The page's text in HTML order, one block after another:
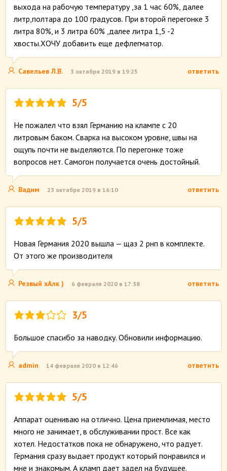
выхода на рабочую температуру ,за 1 час 60%, далее
литр,полтара до 100 градусов. При второй перегонке 3
литра 80%, и 3 литра 60% ,далее литра 1,5 -2
хвосты.ХОЧУ добавить еще дефлегматор.
Савельев Л.В. 3 октября 2019 в 19:25 ответить
5/5
Не пожалел что взял Германию на клампе с 20
литровым баком. Сварка на высоком уровне, швы на
ощупь почти не выделяются. По перегонке тоже
вопросов нет. Самогон получается очень достойный.
Вадим 23 октября 2019 в 16:10 ответить
5/5
Новая Германия 2020 вышла — щаз 2 рнп в комплекте.
От этого же производителя
Резвый хАлк ) 6 февраля 2020 в 17:38 ответить
3/5
Большое спасибо за наводку. Обновили информацию.
admin 14 февраля 2020 в 12:46 ответить
5/5
Аппарат оцениваю на отлично. Цена приемлимая, место
много не занимает, в обслуживании прост. Все как
хотел. Недостатков пока не обнаружено, что радует.
Германия сразу выдает продукт который понравился и
мне и знакомым. А кламп дает задел на будущее.